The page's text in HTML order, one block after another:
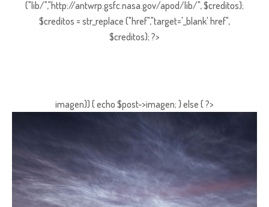
("lib/","http://antwrp.gsfc.nasa.gov/apod/lib/", $creditos);
$creditos = str_replace ("href","target='_blank' href",
$creditos); ?>
imagen)) { echo $post->imagen; } else { ?>